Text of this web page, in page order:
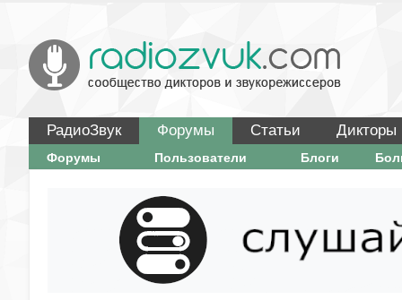
РадиоЗвук Форумы Статьи Дикторы
Форумы Пользователи Блоги